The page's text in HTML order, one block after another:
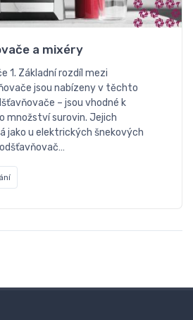
a mixéry
1. Základní rozdíl mezi
jsou nabízeny v těchto
– jsou vhodné k
množství surovin. Jejich
jako u elektrických šnekových